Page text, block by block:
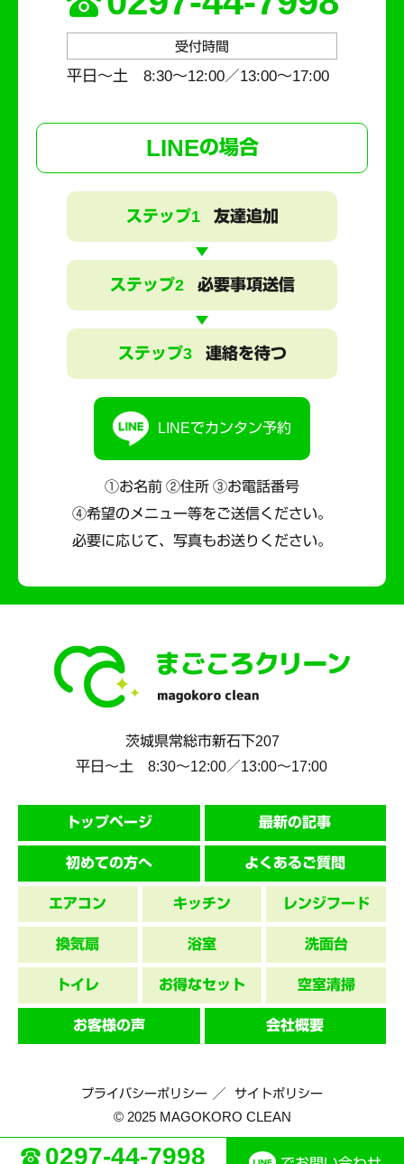
0297-44-7998
受付時間
平日～土 8:30〜12:00／13:00〜17:00
LINEの場合
ステップ1 友達追加
ステップ2 必要事項送信
ステップ3 連絡を待つ
LINEでカンタン予約
①お名前 ②住所 ③お電話番号
④希望のメニュー等をご送信ください。
必要に応じて、写真もお送りください。
茨城県常総市新石下207
平日～土 8:30〜12:00／13:00〜17:00
トップページ 最新の記事
初めての方へ よくあるご質問
エアコン キッチン レンジフード
換気扇 浴室 洗面台
トイレ お得なセット 空室清掃
お客様の声 会社概要
プライバシーポリシー サイトポリシー
© 2025 MAGOKORO CLEAN